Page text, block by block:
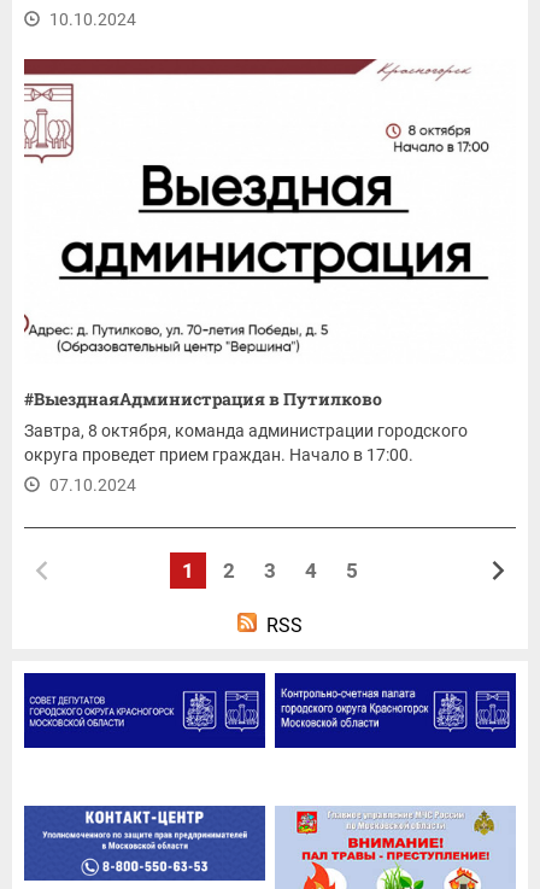
10.10.2024
#ВыезднаяАдминистрация в Путилково
Завтра, 8 октября, команда администрации городского
округа проведет прием граждан. Начало в 17:00.
07.10.2024
1 2 3 4 5
RSS